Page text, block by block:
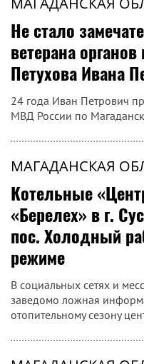
МАГАДАНСКАЯ
На прошлой
пожаров, из них 7
сухой травы
Пожарно-спасательный
предлагает обзор
октября 2024 г. По
МАГАДАНСКАЯ
Не стало
ветерана
Петухова Ивана
24 года Иван Петрович
МВД России по